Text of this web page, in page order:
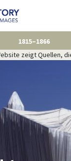
1815–1866
zeigt Quellen,